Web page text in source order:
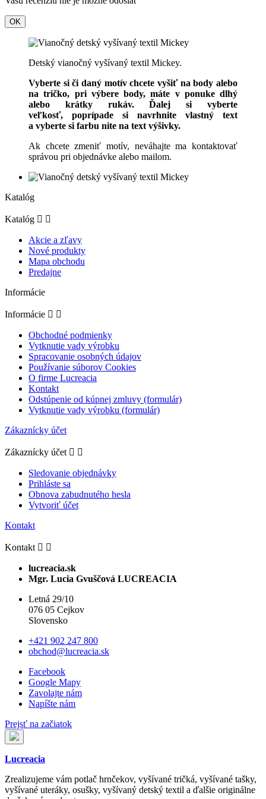
OK
Detský vianočný vyšívaný textil Mickey.
Vyberte si či daný motív chcete vyšiť na body alebo
na tričko, pri výbere body, máte v ponuke dlhý
alebo krátky rukáv. Ďalej si vyberte
veľkosť, poprípade si navrhnite vlastný text
a vyberte si farbu nite na text výšivky.
Ak chcete zmeniť motív, neváhajte ma kontaktovať
správou pri objednávke alebo mailom.
Katalóg
Katalóg  
Akcie a zľavy
Nové produkty
Mapa obchodu
Predajne
Informácie
Informácie  
Obchodné podmienky
Vytknutie vady výrobku
Spracovanie osobných údajov
Používanie súborov Cookies
O firme Lucreacia
Kontakt
Odstúpenie od kúpnej zmluvy (formulár)
Vytknutie vady výrobku (formulár)
Zákaznícky účet
Zákaznícky účet  
Sledovanie objednávky
Prihláste sa
Obnova zabudnutého hesla
Vytvoriť účet
Kontakt
Kontakt  
lucreacia.sk
Mgr. Lucia Gvuščová LUCREACIA
Letná 29/10
076 05 Cejkov
Slovensko
+421 902 247 800
obchod@lucreacia.sk
Facebook
Google Mapy
Zavolajte nám
Napíšte nám
Prejsť na začiatok
Lucreacia
Zrealizujeme vám potlač hrnčekov, vyšívané tričká, vyšívané tašky,
vyšívané uteráky, osušky, vyšívaný detský textil a ďalšie originálne